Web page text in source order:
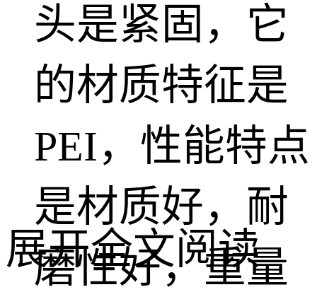
头是紧固，它
的材质特征是
PEI，性能特点
是材质好，耐
磨性好，重量
展开全文阅读